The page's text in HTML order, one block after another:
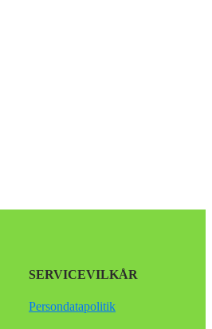
SERVICEVILKÅR
Persondatapolitik